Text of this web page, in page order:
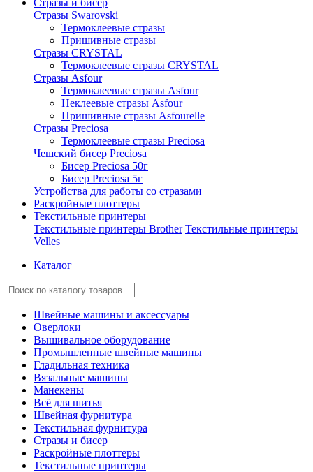
Стразы и бисер
Стразы Swarovski
Термоклеевые стразы
Пришивные стразы
Стразы CRYSTAL
Термоклеевые стразы CRYSTAL
Стразы Asfour
Термоклеевые стразы Asfour
Неклеевые стразы Asfour
Пришивные стразы Asfourelle
Стразы Preciosa
Термоклеевые стразы Preciosa
Чешский бисер Preciosa
Бисер Preciosa 50г
Бисер Preciosa 5г
Устройства для работы со стразами
Раскройные плоттеры
Текстильные принтеры
Текстильные принтеры Brother Текстильные принтеры
Velles
Каталог
Швейные машины и аксессуары
Оверлоки
Вышивальное оборудование
Промышленные швейные машины
Гладильная техника
Вязальные машины
Манекены
Всё для шитья
Швейная фурнитура
Текстильная фурнитура
Стразы и бисер
Раскройные плоттеры
Текстильные принтеры